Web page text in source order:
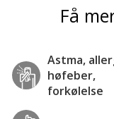
Få
Astma,
høfeber,
forkølelse